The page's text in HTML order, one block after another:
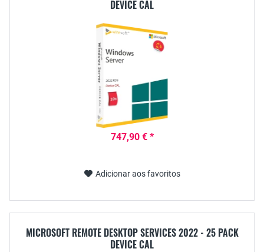
DEVICE CAL
747,90 € *
Adicionar aos favoritos
MICROSOFT REMOTE DESKTOP SERVICES 2022 - 25 PACK
DEVICE CAL